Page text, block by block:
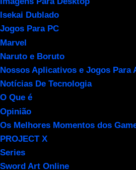
Isekai Dublado
Jogos Para PC
Marvel
Naruto e Boruto
Nossos Aplicativos e Jogos Para
Notícias De Tecnologia
O Que é
Opinião
Os Melhores Momentos dos
PROJECT X
Series
Sword Art Online